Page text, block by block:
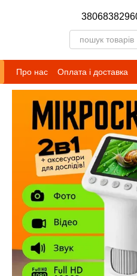
контенту
Про нас Оплата і доставка
Публічний договір (оферта)